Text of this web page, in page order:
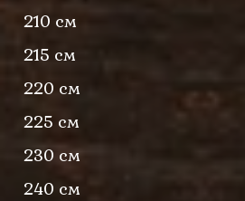
210 см
215 см
220 см
225 см
230 см
240 см